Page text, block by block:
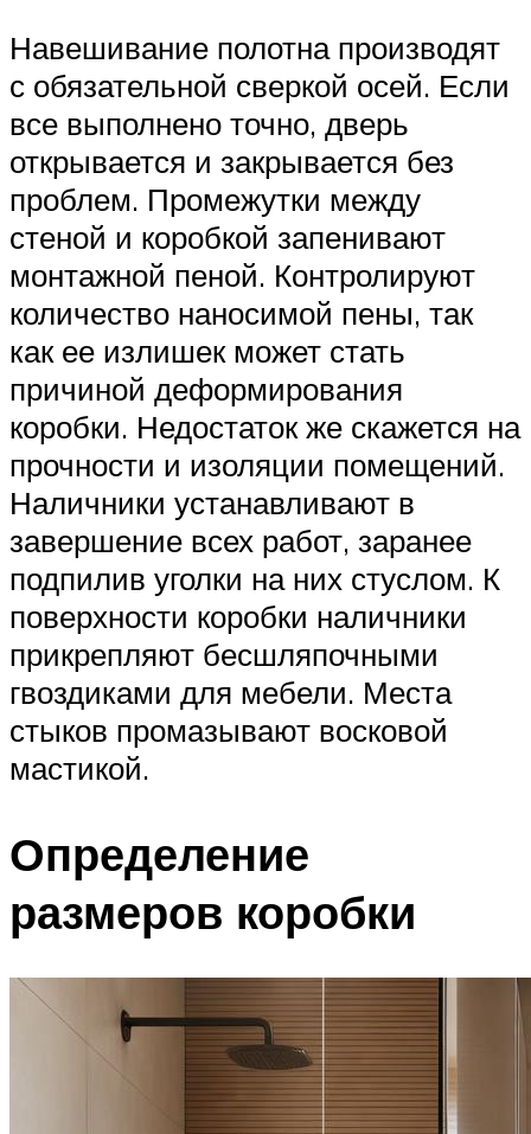
Навешивание полотна производят
с обязательной сверкой осей. Если
все выполнено точно, дверь
открывается и закрывается без
проблем. Промежутки между
стеной и коробкой запенивают
монтажной пеной. Контролируют
количество наносимой пены, так
как ее излишек может стать
причиной деформирования
коробки. Недостаток же скажется на
прочности и изоляции помещений.
Наличники устанавливают в
завершение всех работ, заранее
подпилив уголки на них стуслом. К
поверхности коробки наличники
прикрепляют бесшляпочными
гвоздиками для мебели. Места
стыков промазывают восковой
мастикой.
Определение
размеров коробки